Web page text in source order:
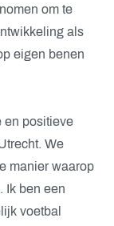
om te
als
eigen benen
en positieve
We
manier waarop
Ik ben een
voetbal